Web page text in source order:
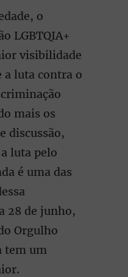
o
LGBTQIA+
visibilidade
a luta contra o
mais os
discussão,
luta pelo
é uma das
28 de junho,
Orgulho
tem um